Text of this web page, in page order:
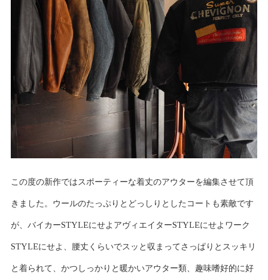
この度の新作ではスポーティーな着丈のアウターを編集させて頂
きました。ウールのたっぷりとどっしりとしたコートも素敵です
が、バイカーSTYLEにせよアヴィエイターSTYLEにせよワーク
STYLEにせよ、腰丈くらいでスッと収まってさっぱりとスッキリ
と着られて、かつしっかりと暖かいアウター類、趣味嗜好的に好